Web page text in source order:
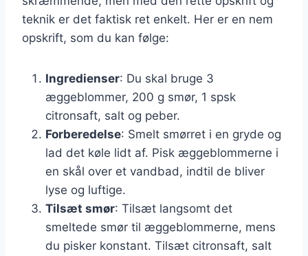
teknik er det faktisk ret enkelt. Her er en nem
opskrift, som du kan følge:
Ingredienser: Du skal bruge 3
æggeblommer, 200 g smør, 1 spsk
citronsaft, salt og peber.
Forberedelse: Smelt smørret i en gryde og
lad det køle lidt af. Pisk æggeblommerne i
en skål over et vandbad, indtil de bliver
lyse og luftige.
Tilsæt smør: Tilsæt langsomt det
smeltede smør til æggeblommerne, mens
du pisker konstant. Tilsæt citronsaft, salt